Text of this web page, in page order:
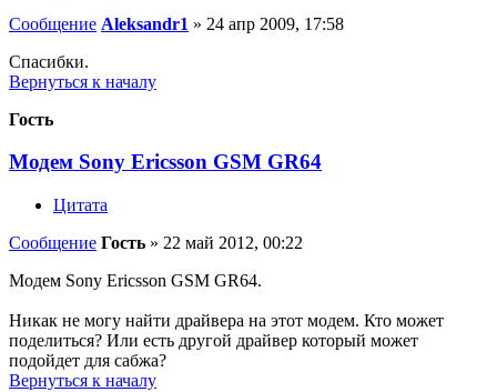
Сообщение Aleksandr1 » 24 апр 2009, 17:58
Спасибки.
Вернуться к началу
Гость
Модем Sony Ericsson GSM GR64
Цитата
Сообщение Гость » 22 май 2012, 00:22
Модем Sony Ericsson GSM GR64.
Никак не могу найти драйвера на этот модем. Кто может
поделиться? Или есть другой драйвер который может
подойдет для сабжа?
Вернуться к началу